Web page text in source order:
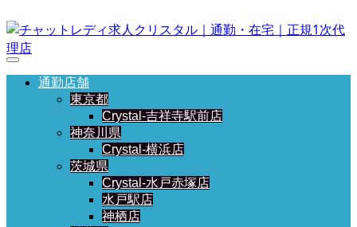
通勤店舗
東京都
Crystal-吉祥寺駅前店
神奈川県
Crystal-横浜店
茨城県
Crystal-水戸赤塚店
水戸駅店
神栖店